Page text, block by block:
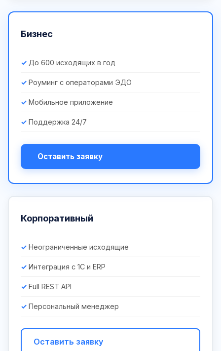
Бизнес
До 600 исходящих в год
Роуминг с операторами ЭДО
Мобильное приложение
Поддержка 24/7
Оставить заявку
Корпоративный
Неограниченные исходящие
Интеграция с 1С и ERP
Full REST API
Персональный менеджер
Оставить заявку